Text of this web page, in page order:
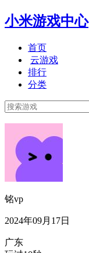
小米游戏中心
首页
云游戏
排行
分类
铭vp
2024年09月17日
广东